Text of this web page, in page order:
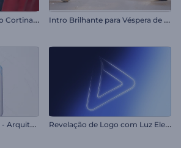
A
bertura com Logotipo Cortinas Vermelhas I
ntro Brilhante para Véspera de Ano Novo
A
presentação de Logo - Arquitetônico R
evelação de Logo com Luz Elegante